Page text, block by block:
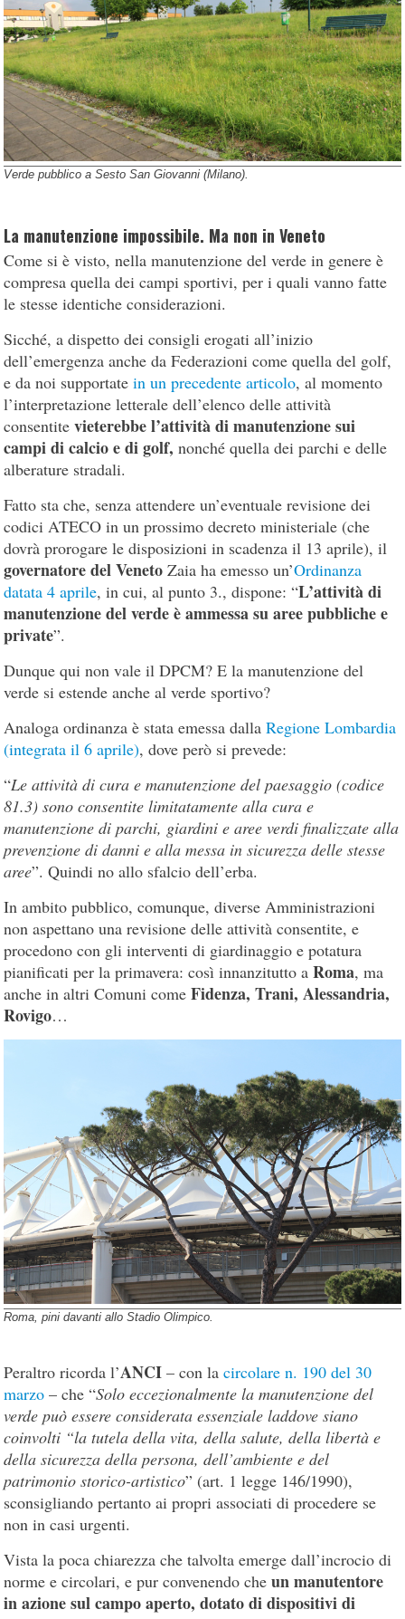
Verde pubblico a Sesto San Giovanni (Milano).
La manutenzione impossibile. Ma non in Veneto
Come si è visto, nella manutenzione del verde in genere è
compresa quella dei campi sportivi, per i quali vanno fatte
le stesse identiche considerazioni.
Sicché, a dispetto dei consigli erogati all’inizio
dell’emergenza anche da Federazioni come quella del golf,
e da noi supportatein un precedente articolo, al momento
l’interpretazione letterale dell’elenco delle attività
consentitevieterebbe l’attività di manutenzione sui
campi di calcio e di golf, nonché quella dei parchi e delle
alberature stradali.
Fatto sta che, senza attendere un’eventuale revisione dei
codici ATECO in un prossimo decreto ministeriale (che
dovrà prorogare le disposizioni in scadenza il 13 aprile), il
governatore del Veneto Zaia ha emesso un’Ordinanza
datata 4 aprile, in cui, al punto 3., dispone: “L’attività di
manutenzione del verde è ammessa su aree pubbliche e
private”.
Dunque qui non vale il DPCM? E la manutenzione del
verde si estende anche al verde sportivo?
Analoga ordinanza è stata emessa dallaRegione Lombardia
(integrata il 6 aprile), dove però si prevede:
“Le attività di cura e manutenzione del paesaggio (codice
81.3) sono consentite limitatamente alla cura e
manutenzione di parchi, giardini e aree verdi finalizzate alla
prevenzione di danni e alla messa in sicurezza delle stesse
aree”. Quindi no allo sfalcio dell’erba.
In ambito pubblico, comunque, diverse Amministrazioni
non aspettano una revisione delle attività consentite, e
procedono con gli interventi di giardinaggio e potatura
pianificati per la primavera: così innanzitutto aRoma, ma
anche in altri Comuni comeFidenza, Trani, Alessandria,
Rovigo…
Roma, pini davanti allo Stadio Olimpico.
Peraltro ricorda l’ANCI – con lacircolare n. 190 del 30
marzo – che “Solo eccezionalmente la manutenzione del
verde può essere considerata essenziale laddove siano
coinvolti “la tutela della vita, della salute, della libertà e
della sicurezza della persona, dell’ambiente e del
patrimonio storico-artistico” (art. 1 legge 146/1990),
sconsigliando pertanto ai propri associati di procedere se
non in casi urgenti.
Vista la poca chiarezza che talvolta emerge dall’incrocio di
norme e circolari, e pur convenendo cheun manutentore
in azione sul campo aperto, dotato di dispositivi di